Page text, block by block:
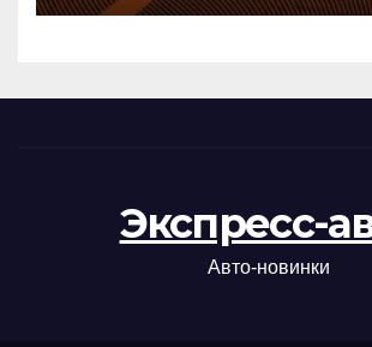
Экспресс-
Авто-новинки